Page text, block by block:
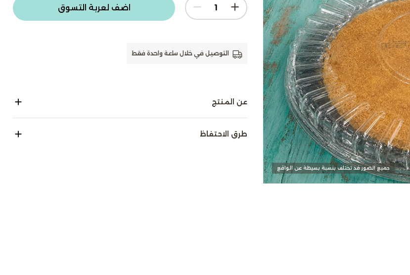
جميع الصور قد تختلف بنسبة بسيطة عن الواقع
اضف لعربة التسوق
التوصيل في خلال ساعة واحدة فقط
عن المنتج
طرق الاحتفاظ